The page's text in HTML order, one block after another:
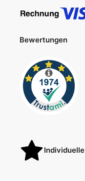
Bewertungen
Individuelle